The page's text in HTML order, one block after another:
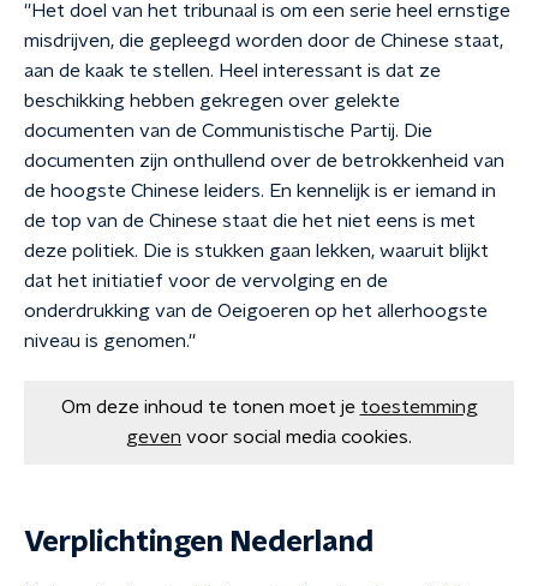
''Het doel van het tribunaal is om een serie heel ernstige
misdrijven, die gepleegd worden door de Chinese staat,
aan de kaak te stellen. Heel interessant is dat ze
beschikking hebben gekregen over gelekte
documenten van de Communistische Partij. Die
documenten zijn onthullend over de betrokkenheid van
de hoogste Chinese leiders. En kennelijk is er iemand in
de top van de Chinese staat die het niet eens is met
deze politiek. Die is stukken gaan lekken, waaruit blijkt
dat het initiatief voor de vervolging en de
onderdrukking van de Oeigoeren op het allerhoogste
niveau is genomen.''
Om deze inhoud te tonen moet je toestemming
geven voor social media cookies.
Verplichtingen Nederland